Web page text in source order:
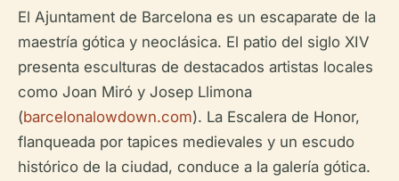
El Ajuntament de Barcelona es un escaparate de la
maestría gótica y neoclásica. El patio del siglo XIV
presenta esculturas de destacados artistas locales
como Joan Miró y Josep Llimona
(barcelonalowdown.com). La Escalera de Honor,
flanqueada por tapices medievales y un escudo
histórico de la ciudad, conduce a la galería gótica.